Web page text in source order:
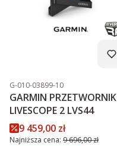
Kod produktu
G-010-03899-10
GARMIN PRZETWORNIK
LIVESCOPE 2 LVS44
Cena promocyjna
9 459,00 zł
Najniższa cena: 9 696,00 zł